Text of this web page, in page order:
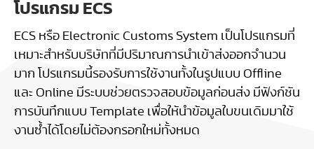
โปรแกรม ECS
ECS หรือ Electronic Customs System เป็นโปรแกรมที่
เหมาะสำหรับบริษัทที่มีปริมาณการนำเข้าส่งออกจำนวน
มาก โปรแกรมนี้รองรับการใช้งานทั้งในรูปแบบ Offline
และ Online มีระบบช่วยตรวจสอบข้อมูลก่อนส่ง มีฟังก์ชัน
การบันทึกแบบ Template เพื่อให้นำข้อมูลใบขนเดิมมาใช้
งานซ้ำได้โดยไม่ต้องกรอกใหม่ทั้งหมด